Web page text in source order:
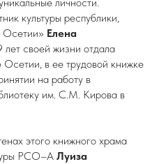
культуры республики,
Осетии» Елена
лет своей жизни отдала
в ее трудовой книжке
на работу в
им. С.М. Кирова в
этого книжного храма
РСО–А Луиза